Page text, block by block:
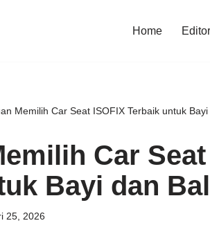
Home
Memilih Car Seat ISOFIX Terbaik untuk
Car
Bayi dan
25, 2026